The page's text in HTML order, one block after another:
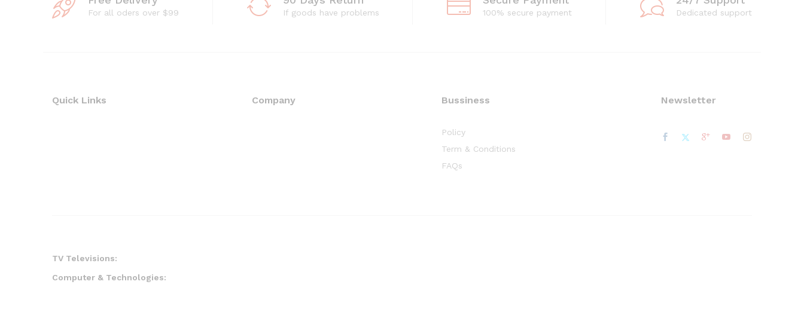
For all oders over $99 If goods have problems 100% secure payment Dedicated support
Quick Links Company Bussiness
Policy
Term & Conditions
FAQs
Newsletter
TV Televisions:
Computer & Technologies: